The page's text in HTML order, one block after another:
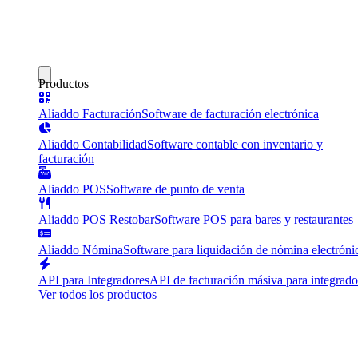
Productos
Aliaddo FacturaciónSoftware de facturación electrónica
Aliaddo ContabilidadSoftware contable con inventario y
facturación
Aliaddo POSSoftware de punto de venta
Aliaddo POS RestobarSoftware POS para bares y restaurantes
Aliaddo NóminaSoftware para liquidación de nómina
API para IntegradoresAPI de facturación másiva para
Ver todos los productos